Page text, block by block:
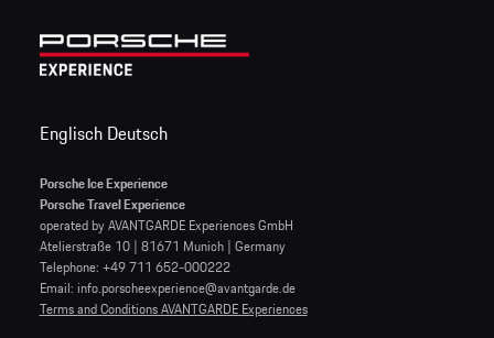
Englisch Deutsch
Porsche Ice Experience
Porsche Travel Experience
operated by AVANTGARDE Experiences GmbH
Atelierstraße 10 | 81671 Munich | Germany
Telephone: +49 711 652-000222
Email: info.porscheexperience@avantgarde.de
Terms and Conditions AVANTGARDE Experiences